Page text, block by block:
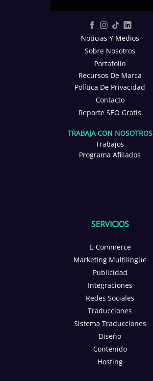
Noticias Y Medios
Sobre Nosotros
Portafolio
Recursos De Marca
Política De Privacidad
Contacto
Reporte SEO Gratis
TRABAJA CON NOSOTROS
Trabajos
Programa Afiliados
SERVICIOS
E-Commerce
Marketing Multilingüe
Publicidad
Integraciones
Redes Sociales
Traducciones
Sistema Traducciones
Diseño
Contenido
Hosting